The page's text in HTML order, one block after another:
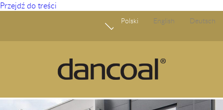
Przejdź do treści
Polski English Deutsch
Ogłoszenia